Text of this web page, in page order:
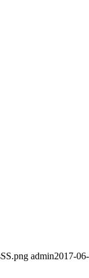
admin2017-